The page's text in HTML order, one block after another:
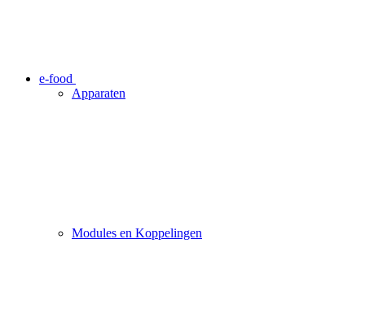
e-food
Apparaten
Modules en Koppelingen